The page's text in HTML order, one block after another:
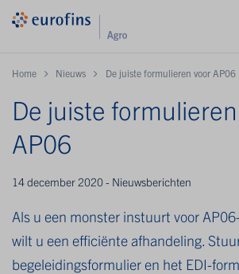
Home Nieuws De juiste formulieren voor AP06
De juiste
AP06
14 december 2020 - Nieuwsberichten
Als u een monster instuurt voor
wilt u een efficiënte afhandeling.
begeleidingsformulier en het EDI-